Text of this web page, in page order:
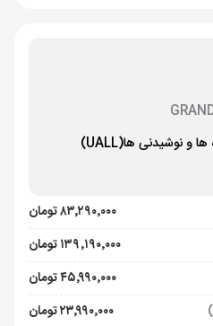
ها و نوشیدنی ها(UALL)
۸۳٬۲۹۰٬۰۰۰ تومان
۱۳۹٬۱۹۰٬۰۰۰ تومان
۴۵٬۹۹۰٬۰۰۰ تومان
۲۳٬۹۹۰٬۰۰۰ تومان